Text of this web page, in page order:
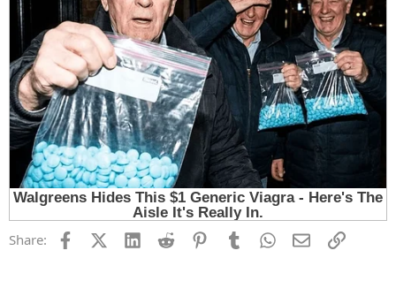
Share: FacebookX (Twitter)
LinkedInReddit PinterestTumblrWhatsApp
EmailLink